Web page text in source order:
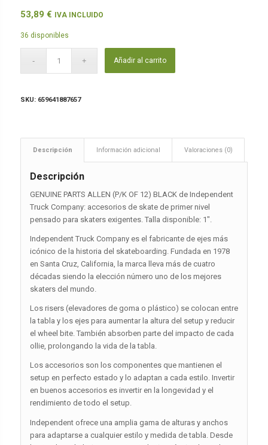
53,89 € IVA INCLUIDO
36 disponibles
Añadir al carrito
SKU: 659641887657
Descripción Información adicional Valoraciones (0)
Descripción
GENUINE PARTS ALLEN (P/K OF 12) BLACK de Independent
Truck Company: accesorios de skate de primer nivel
pensado para skaters exigentes. Talla disponible: 1″.
Independent Truck Company es el fabricante de ejes más
icónico de la historia del skateboarding. Fundada en 1978
en Santa Cruz, California, la marca lleva más de cuatro
décadas siendo la elección número uno de los mejores
skaters del mundo.
Los risers (elevadores de goma o plástico) se colocan entre
la tabla y los ejes para aumentar la altura del setup y reducir
el wheel bite. También absorben parte del impacto de cada
ollie, prolongando la vida de la tabla.
Los accesorios son los componentes que mantienen el
setup en perfecto estado y lo adaptan a cada estilo. Invertir
en buenos accesorios es invertir en la longevidad y el
rendimiento de todo el setup.
Independent ofrece una amplia gama de alturas y anchos
para adaptarse a cualquier estilo y medida de tabla. Desde